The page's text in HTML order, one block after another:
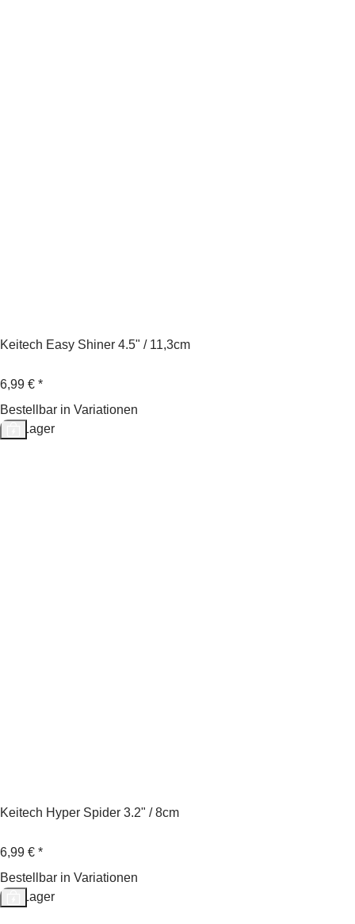
Keitech Easy Shiner 4.5" / 11,3cm
6,99 € *
Bestellbar in Variationen
Auf Lager
Keitech Hyper Spider 3.2" / 8cm
6,99 € *
Bestellbar in Variationen
Auf Lager